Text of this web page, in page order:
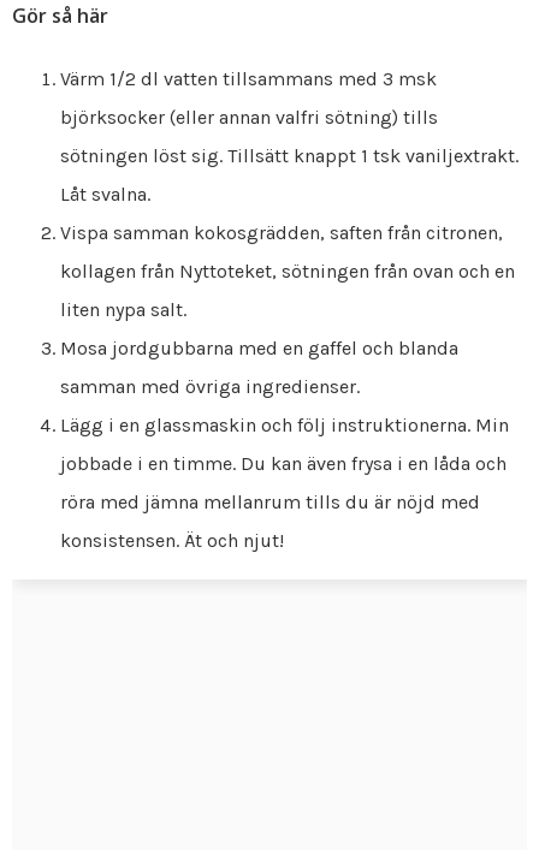
Gör så här
Värm 1/2 dl vatten tillsammans med 3 msk
björksocker (eller annan valfri sötning) tills
sötningen löst sig. Tillsätt knappt 1 tsk vaniljextrakt.
Låt svalna.
Vispa samman kokosgrädden, saften från citronen,
kollagen från Nyttoteket, sötningen från ovan och en
liten nypa salt.
Mosa jordgubbarna med en gaffel och blanda
samman med övriga ingredienser.
Lägg i en glassmaskin och följ instruktionerna. Min
jobbade i en timme. Du kan även frysa i en låda och
röra med jämna mellanrum tills du är nöjd med
konsistensen. Ät och njut!